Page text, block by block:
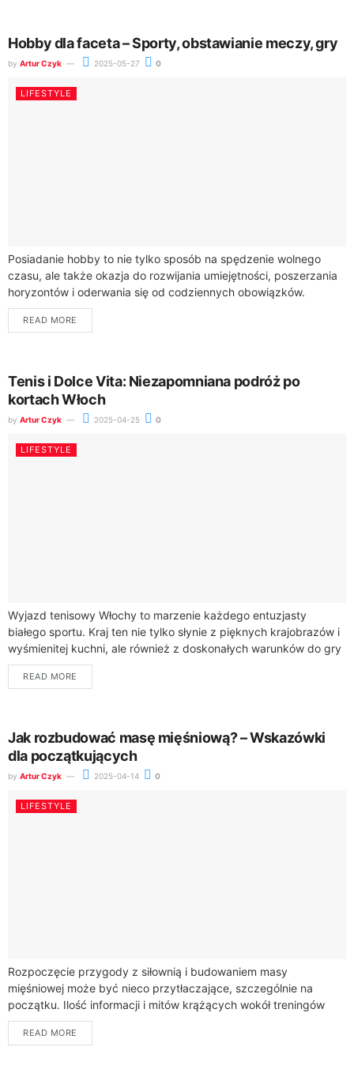
Hobby dla faceta – Sporty, obstawianie meczy, gry
by Artur Czyk 2025-05-27 0
LIFESTYLE
Posiadanie hobby to nie tylko sposób na spędzenie wolnego
czasu, ale także okazja do rozwijania umiejętności, poszerzania
horyzontów i oderwania się od codziennych obowiązków.
Niezależnie od tego, czy preferujesz aktywność...
READ MORE
Tenis i Dolce Vita: Niezapomniana podróż po
kortach Włoch
by Artur Czyk 2025-04-25 0
LIFESTYLE
Wyjazd tenisowy Włochy to marzenie każdego entuzjasty
białego sportu. Kraj ten nie tylko słynie z pięknych krajobrazów i
wyśmienitej kuchni, ale również z doskonałych warunków do gry
w tenisa. Włochy...
READ MORE
Jak rozbudować masę mięśniową? – Wskazówki
dla początkujących
by Artur Czyk 2025-04-14 0
LIFESTYLE
Rozpoczęcie przygody z siłownią i budowaniem masy
mięśniowej może być nieco przytłaczające, szczególnie na
początku. Ilość informacji i mitów krążących wokół treningów
oraz diety sprawia, że trudno oddzielić fakty od...
READ MORE